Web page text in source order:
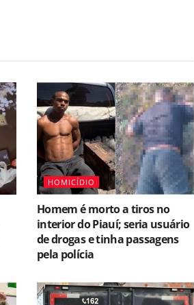
HOMICÍDIO
Homem é morto a tiros no
interior do Piauí; seria usuário
de drogas e tinha passagens
pela polícia